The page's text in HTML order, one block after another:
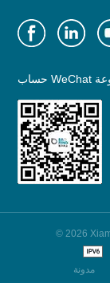
مدونة